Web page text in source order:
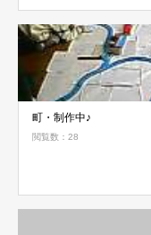
町・制作中♪
閲覧数：28